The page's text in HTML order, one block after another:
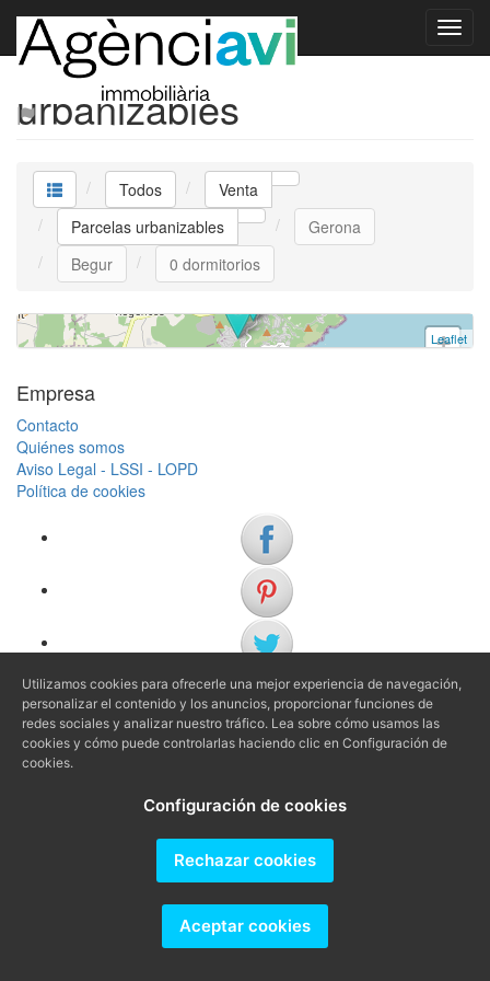
Venta Parcelas
urbanizables
Todos
Venta
Parcelas urbanizables
Gerona
Begur
0 dormitorios
Plot Begur V0449agenciavi
Begur
0 dormitorios | 295.000 €
Ref. V0449 | Venta
+
Leaflet
Empresa
Contacto
Quiénes somos
Aviso Legal - LSSI - LOPD
Política de cookies
(+34) 972 622 505
(+34) 638 983 816
info@agenciaavi.cat
Utilizamos cookies para ofrecerle una mejor experiencia de navegación,
personalizar el contenido y los anuncios, proporcionar funciones de
redes sociales y analizar nuestro tráfico. Lea sobre cómo usamos las
cookies y cómo puede controlarlas haciendo clic en Configuración de
cookies.
Configuración de cookies
Rechazar cookies
Aceptar cookies